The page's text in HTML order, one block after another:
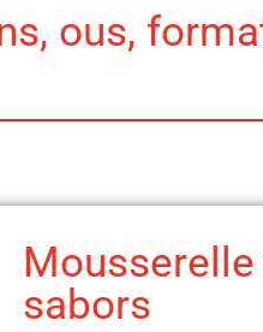
ous,
sabors